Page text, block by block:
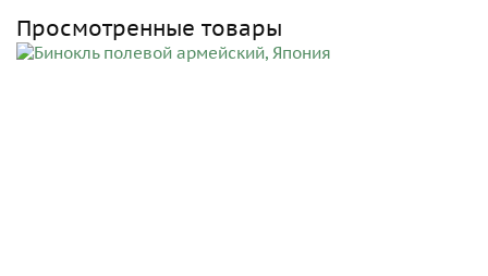
Просмотренные товары